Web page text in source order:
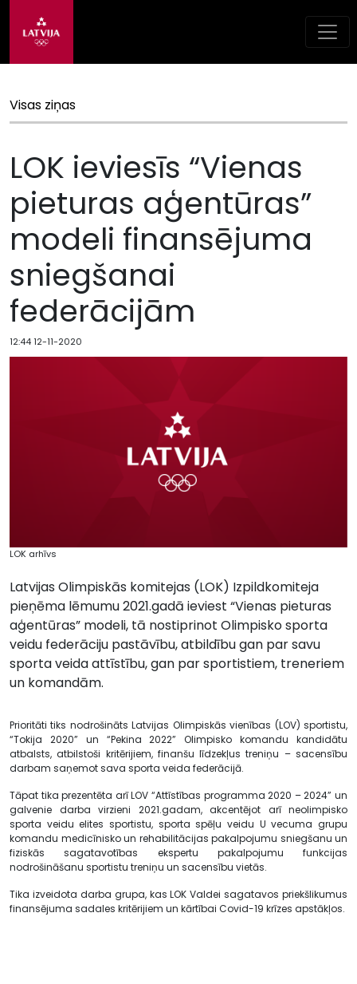
Visas ziņas
LOK ieviesīs “Vienas
pieturas aģentūras”
modeli finansējuma
sniegšanai
federācijām
12:44 12-11-2020
LOK arhīvs
Latvijas Olimpiskās komitejas (LOK) Izpildkomiteja
pieņēma lēmumu 2021.gadā ieviest “Vienas pieturas
aģentūras” modeli, tā nostiprinot Olimpisko sporta
veidu federāciju pastāvību, atbildību gan par savu
sporta veida attīstību, gan par sportistiem, treneriem
un komandām.
Prioritāti tiks nodrošināts Latvijas Olimpiskās vienības (LOV) sportistu,
“Tokija 2020” un “Pekina 2022” Olimpisko komandu kandidātu
atbalsts, atbilstoši kritērijiem, finanšu līdzekļus treniņu – sacensību
darbam saņemot sava sporta veida federācijā.
Tāpat tika prezentēta arī LOV “Attīstības programma 2020 – 2024” un
galvenie darba virzieni 2021.gadam, akcentējot arī neolimpisko
sporta veidu elites sportistu, sporta spēļu veidu U vecuma grupu
komandu medicīnisko un rehabilitācijas pakalpojumu sniegšanu un
fiziskās sagatavotības ekspertu pakalpojumu funkcijas
nodrošināšanu sportistu treniņu un sacensību vietās.
Tika izveidota darba grupa, kas LOK Valdei sagatavos priekšlikumus
finansējuma sadales kritērijiem un kārtībai Covid-19 krīzes apstākļos.